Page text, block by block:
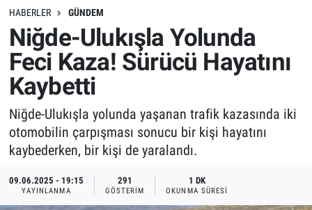
HABERLER GÜNDEM
Niğde-Ulukışla Yolunda
Feci Kaza! Sürücü Hayatını
Kaybetti
Niğde-Ulukışla yolunda yaşanan trafik kazasında iki
otomobilin çarpışması sonucu bir kişi hayatını
kaybederken, bir kişi de yaralandı.
09.06.2025 - 19:15
YAYINLANMA
291
GÖSTERIM
1 DK
OKUNMA SÜRESI